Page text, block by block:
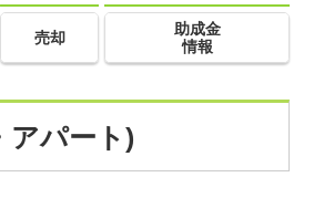
売却
助成金
情報
アパート)